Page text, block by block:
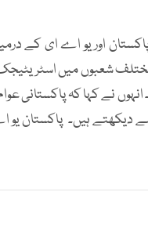
اور یو اے ای کے
شعبوں میں اسٹریٹیجک
نے کہا کہ پاکستانی
سے دیکھتے ہیں۔ پاکستان